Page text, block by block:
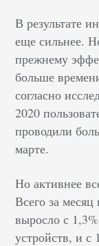
В результате
еще сильнее.
прежнему
больше
согласно
2020
проводили
марте.
Но активнее
Всего за месяц
выросло с
устройств, и с